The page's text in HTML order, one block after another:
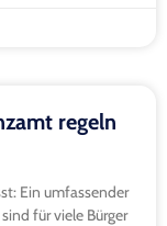
regeln
Ein umfassender
für viele Bürger